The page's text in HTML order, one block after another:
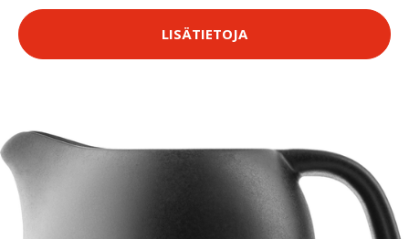
LISÄTIETOJA